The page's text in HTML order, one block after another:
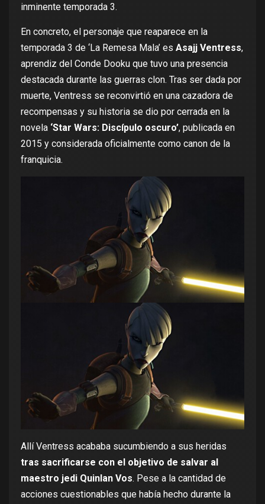
inminente temporada 3.
En concreto, el personaje que reaparece en la
temporada 3 de ‘La Remesa Mala’ es Asajj Ventress,
aprendiz del Conde Dooku que tuvo una presencia
destacada durante las guerras clon. Tras ser dada por
muerte, Ventress se reconvirtió en una cazadora de
recompensas y su historia se dio por cerrada en la
novela ‘Star Wars: Discípulo oscuro’, publicada en
2015 y considerada oficialmente como canon de la
franquicia.
Allí Ventress acababa sucumbiendo a sus heridas
tras sacrificarse con el objetivo de salvar al
maestro jedi Quinlan Vos. Pese a la cantidad de
acciones cuestionables que había hecho durante la